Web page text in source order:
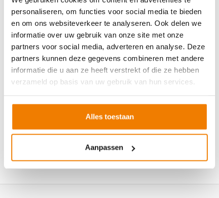
personaliseren, om functies voor social media te bieden
en om ons websiteverkeer te analyseren. Ook delen we
informatie over uw gebruik van onze site met onze
partners voor social media, adverteren en analyse. Deze
partners kunnen deze gegevens combineren met andere
informatie die u aan ze heeft verstrekt of die ze hebben
verzameld op basis van uw gebruik van hun services.
Alles toestaan
Aanpassen
11 juni 2026
Altijd op de hoogte
nieuwsbrief.